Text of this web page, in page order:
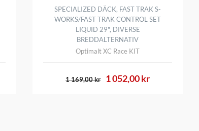
SPECIALIZED DÄCK, FAST TRAK S-
WORKS/FAST TRAK CONTROL SET
LIQUID 29", DIVERSE
BREDDALTERNATIV
Optimalt XC Race KIT
1 052,00 kr
1 169,00 kr